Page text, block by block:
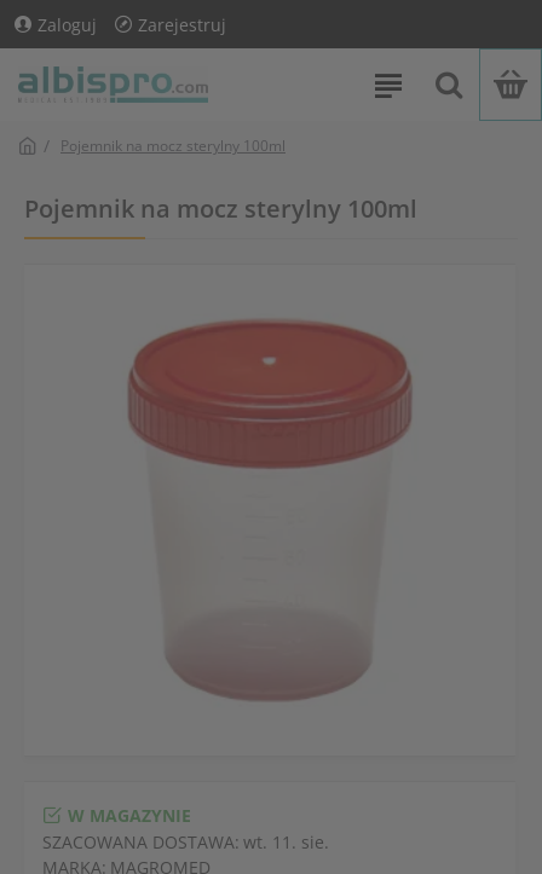
Zaloguj Zarejestruj
Pojemnik na mocz sterylny 100ml
Pojemnik na mocz sterylny 100ml
W MAGAZYNIE
SZACOWANA DOSTAWA: wt. 11. sie.
MARKA: MAGROMED